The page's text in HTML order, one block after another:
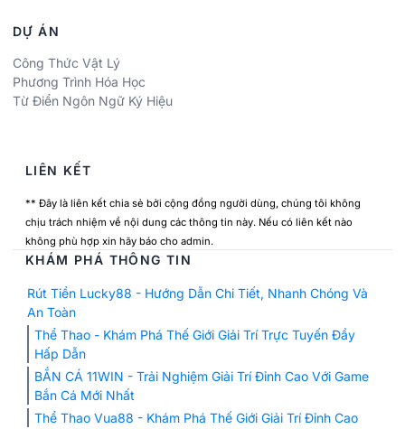
DỰ ÁN
Công Thức Vật Lý
Phương Trình Hóa Học
Từ Điển Ngôn Ngữ Ký Hiệu
LIÊN KẾT
** Đây là liên kết chia sẻ bởi cộng đồng người dùng, chúng tôi không
chịu trách nhiệm về nội dung các thông tin này. Nếu có liên kết nào
không phù hợp xin hãy báo cho admin.
KHÁM PHÁ THÔNG TIN
Rút Tiền Lucky88 - Hướng Dẫn Chi Tiết, Nhanh Chóng Và
An Toàn
Thể Thao - Khám Phá Thế Giới Giải Trí Trực Tuyến Đầy
Hấp Dẫn
BẮN CÁ 11WIN - Trải Nghiệm Giải Trí Đỉnh Cao Với Game
Bắn Cá Mới Nhất
Thể Thao Vua88 - Khám Phá Thế Giới Giải Trí Đỉnh Cao